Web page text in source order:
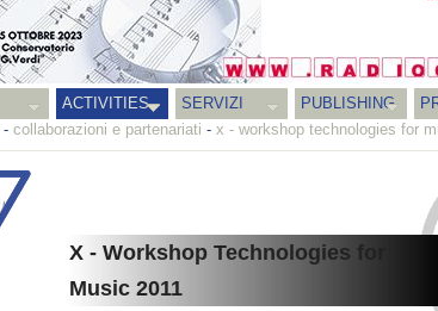
ACTIVITIES SERVIZI PUBLISHING
- collaborazioni e partenariati - x - workshop technologies for
X - Workshop Technologies for
Music 2011